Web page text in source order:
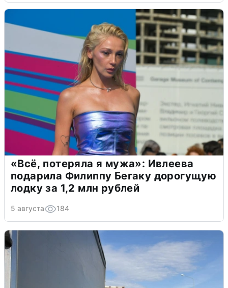
«Всё, потеряла я мужа»: Ивлеева
подарила Филиппу Бегаку дорогущую
лодку за 1,2 млн рублей
5 августа 184